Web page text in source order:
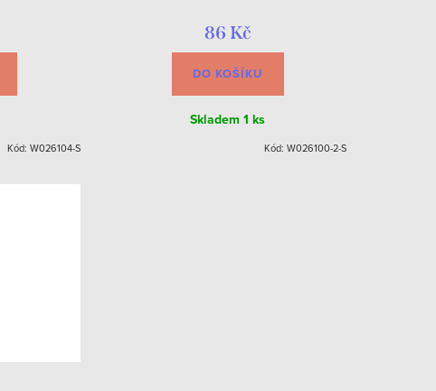
Kód: W026104-S
86 Kč
DO KOŠÍKU
Skladem1 ks
Kód: W026100-2-S